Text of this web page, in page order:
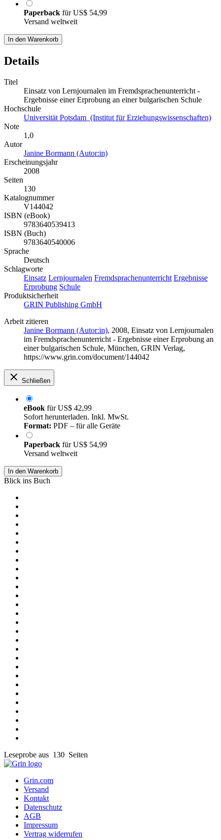
Paperback fürUS$ 54,99
Versand weltweit
In den Warenkorb
Details
Titel
Einsatz von Lernjournalen im Fremdsprachenunterricht -
Ergebnisse einer Erprobung an einer bulgarischen Schule
Hochschule
Universität Potsdam (Institut für Erziehungswissenschaften)
Note
1,0
Autor
Janine Bormann (Autor:in)
Erscheinungsjahr
2008
Seiten
130
Katalognummer
V144042
ISBN (eBook)
9783640539413
ISBN (Buch)
9783640540006
Sprache
Deutsch
Schlagworte
Einsatz Lernjournalen Fremdsprachenunterricht Ergebnisse
Erprobung Schule
Produktsicherheit
GRIN Publishing GmbH
Arbeit zitieren
Janine Bormann (Autor:in), 2008, Einsatz von Lernjournalen
im Fremdsprachenunterricht - Ergebnisse einer Erprobung an
einer bulgarischen Schule, München, GRIN Verlag,
https://www.grin.com/document/144042
Schließen
eBook fürUS$ 42,99
Sofort herunterladen. Inkl. MwSt.
Format: PDF – für alle Geräte
Paperback fürUS$ 54,99
Versand weltweit
In den Warenkorb
Blick ins Buch
Leseprobe aus 130 Seiten
Grin.com
Versand
Kontakt
Datenschutz
AGB
Impressum
Vertrag widerrufen